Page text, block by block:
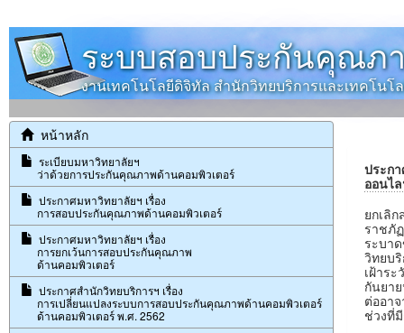
ระบบสอบประกันคุณภ
งานเทคโนโลยีดิจิทัล สำนักวิทยบริการและเทคโน
หน้าหลัก
ระเบียบมหาวิทยาลัยฯ
ว่าด้วยการประกันคุณภาพด้านคอมพิวเตอร์
ประกาศมหาวิทยาลัยฯ เรื่อง
การสอบประกันคุณภาพด้านคอมพิวเตอร์
ประกาศมหาวิทยาลัยฯ เรื่อง
การยกเว้นการสอบประกันคุณภาพ
ด้านคอมพิวเตอร์
ประกาศสำนักวิทยบริการฯ เรื่อง
การเปลี่ยนแปลงระบบการสอบประกันคุณภาพด้านคอมพิวเตอร์
ด้านคอมพิวเตอร์ พ.ศ. 2562
ประก
ออนไ
ยกเลิ
ราชภั
ระบา
วิทยบ
เฝ้าร
กันยา
ต่ออา
ช่วงที่